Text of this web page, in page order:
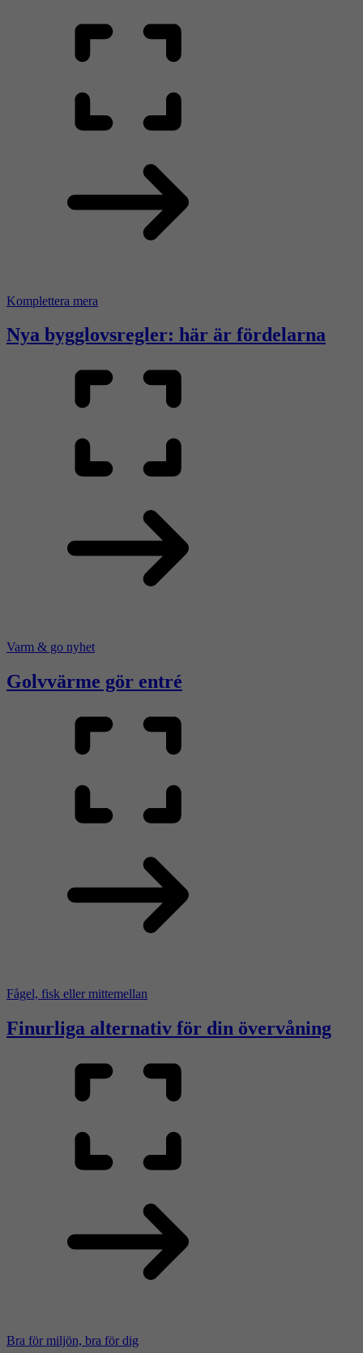
Komplettera mera
Nya bygglovsregler: här är fördelarna
Varm & go nyhet
Golvvärme gör entré
Fågel, fisk eller mittemellan
Finurliga alternativ för din övervåning
Bra för miljön, bra för dig